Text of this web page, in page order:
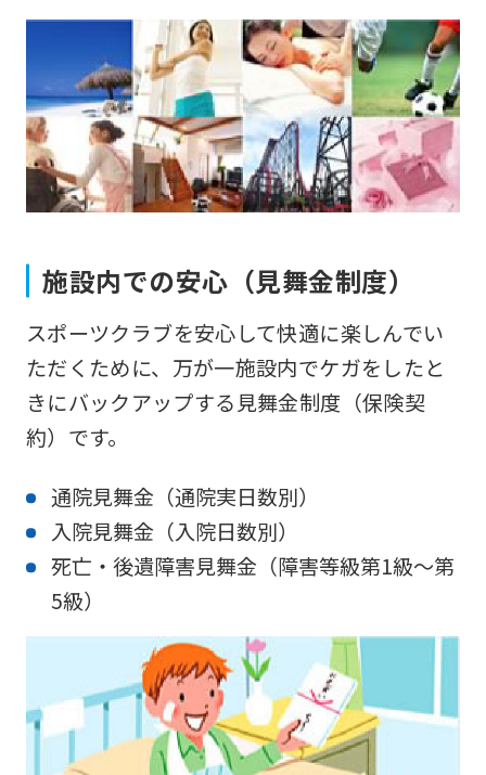
施設内での安心（見舞金制度）
スポーツクラブを安心して快適に楽しんでい
ただくために、万が一施設内でケガをしたと
きにバックアップする見舞金制度（保険契
約）です。
通院見舞金（通院実日数別）
入院見舞金（入院日数別）
死亡・後遺障害見舞金（障害等級第1級～第
5級）
Central
Sports
official
website
is
automatically
into
Click
the
link
(start
automatic
translation)
to
to
the
top
page.